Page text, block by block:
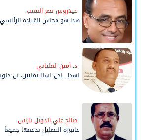
عيدروس نصر النقيب
هذا هو مجلس القيادة الرئاسي
د. أمين العلياني
لهذا.. نحن لسنا يمنيين، بل
صالح علي الدويل باراس
فاتورة التضليل ندفعها جميعاً